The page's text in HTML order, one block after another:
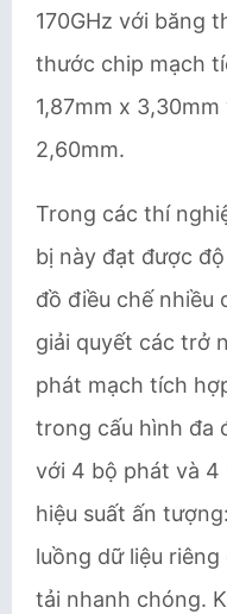
170GHz với băng
thước chip mạch
1,87mm x
2,60mm.
Trong các thí
bị này đạt được
đồ điều chế nhiều
giải quyết các trở
phát mạch tích
trong cấu hình đa
với 4 bộ phát và 4
hiệu suất ấn
luồng dữ liệu
tải nhanh chóng.